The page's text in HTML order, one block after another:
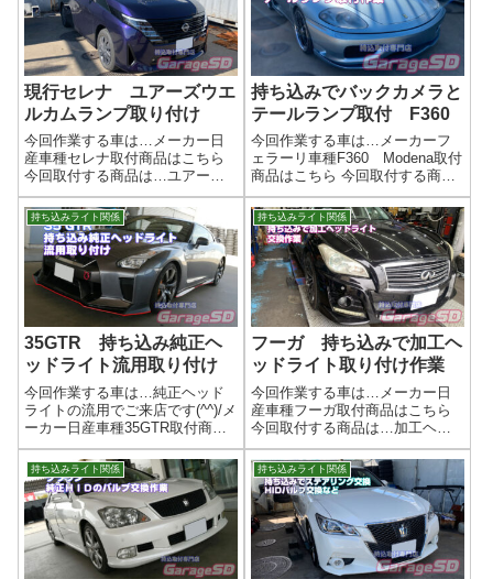
現行セレナ ユアーズウエ
ルカムランプ取り付け
今回作業する車は…メーカー日
産車種セレナ取付商品はこちら
今回取付する商品は…ユアー
ズ スライドドアウエルカムラ
ンプ バンパーグリルLEDテー
プLEDと配線と説明書が同梱さ
れています。作業写真昼間でも
この明るさなので、夜は…( ﾟДﾟ)
作業...
持ち込みでバックカメラと
テールランプ取付 F360
今回作業する車は…メーカーフ
ェラーリ車種F360 Modena取付
商品はこちら 今回取付する商品
は…パナソニックのバックカメ
ラとLEDテールランプ作業写真
作業完了まぁ、配線作業までの
取り外し作業が情報がないので
大変です。お時間はかかりまし
た...
持ち込みライト関係
35GTR 持ち込み純正ヘ
ッドライト流用取り付け
今回作業する車は…純正ヘッド
ライトの流用でご来店です(^^)/メ
ーカー日産車種35GTR取付商品
はこちら 今回取付する商品は…
35GTR 純正ヘッドライト 後
期？用です作業写真純正ヘッド
ライトの流用ですが、そのまま
すんなり取り付けられる車種...
持ち込みライト関係
フーガ 持ち込みで加工ヘ
ッドライト取り付け作業
今回作業する車は…メーカー日
産車種フーガ取付商品はこちら
今回取付する商品は…加工ヘッ
ドライト メーカー不明 他グ
リルなどバルブ類は取り付いて
いなかったので、全て移植しま
す作業写真曇りがある状態から
だったので、クリアーなヘッド
ライトになりま...
持ち込みライト関係 持ち込みライト関係